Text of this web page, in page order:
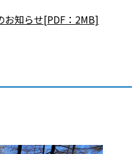
お知らせ[PDF：2MB]